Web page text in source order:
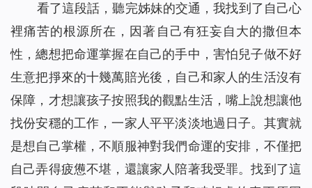
看了這段話，聽完姊妹的交通，我找到了自己心
裡痛苦的根源所在，因著自己有狂妄自大的撒但本
性，總想把命運掌握在自己的手中，害怕兒子做不好
生意把掙來的十幾萬賠光後，自己和家人的生活沒有
保障，才想讓孩子按照我的觀點生活，嘴上說想讓他
找份安穩的工作，一家人平平淡淡地過日子。其實就
是想自己掌權，不順服神對我們命運的安排，不僅把
自己弄得疲憊不堪，還讓家人陪著我受罪。找到了這